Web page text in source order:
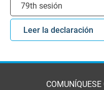
79th sesión
Leer la declaración